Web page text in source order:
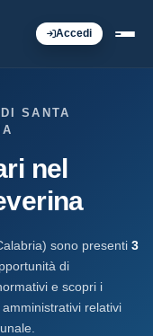
Accedi
SANTA
nel
sono presenti 3
di
e scopri i
relativi